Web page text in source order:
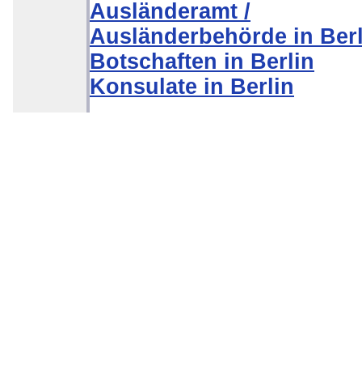
Ausländeramt /
Ausländerbehörde in
Botschaften in Berlin
Konsulate in Berlin